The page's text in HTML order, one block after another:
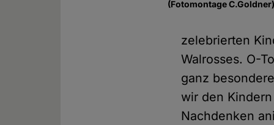
(Fotomontage C.Goldner)
zelebrierten
Walrosses. O-
ganz
wir den
Nachdenken